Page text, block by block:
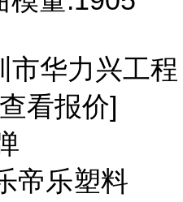
市华力兴工程
看报价]
帝乐塑料